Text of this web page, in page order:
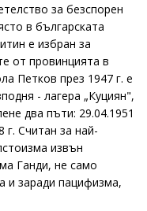
за безспорен
в българската
е избран за
от провинцията в
Петков през 1947 г. е
- лагера „Куциян",
два пъти: 29.04.1951
г. Считан за най-
извън
Ганди, не само
и заради пацифизма,